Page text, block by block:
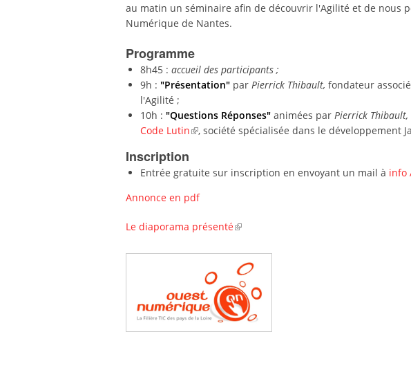
au matin un séminaire afin de découvrir l'Agilité et de nous
Numérique de Nantes.
Programme
8h45 : accueil des participants ;
9h : "Présentation" par Pierrick Thibault, fondateur
l'Agilité ;
10h : "Questions Réponses" animées par Pierrick Thibault,
Code Lutin
, société spécialisée dans le développement
Inscription
Entrée gratuite sur inscription en envoyant un mail à info
Annonce en pdf
Le diaporama présenté